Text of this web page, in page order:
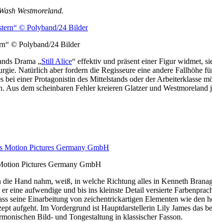
Westmoreland.
© Polyband/24 Bilder
Drama „Still Alice“ effektiv und präsent einer Figur widmet,
Natürlich aber fordern die Regisseure eine andere
bei einer Protagonistin des Mittelstands oder der
Aus dem scheinbaren Fehler kreieren Glatzer und
Pictures Germany GmbH
Hand nahm, weiß, in welche Richtung alles in Kenneth
eine aufwendige und bis ins kleinste Detail versierte
seine Einarbeitung von zeichentrickartigen Elementen wie
aufgeht. Im Vordergrund ist Hauptdarstellerin Lily James das
Bild- und Tongestaltung in klassischer Fasson.